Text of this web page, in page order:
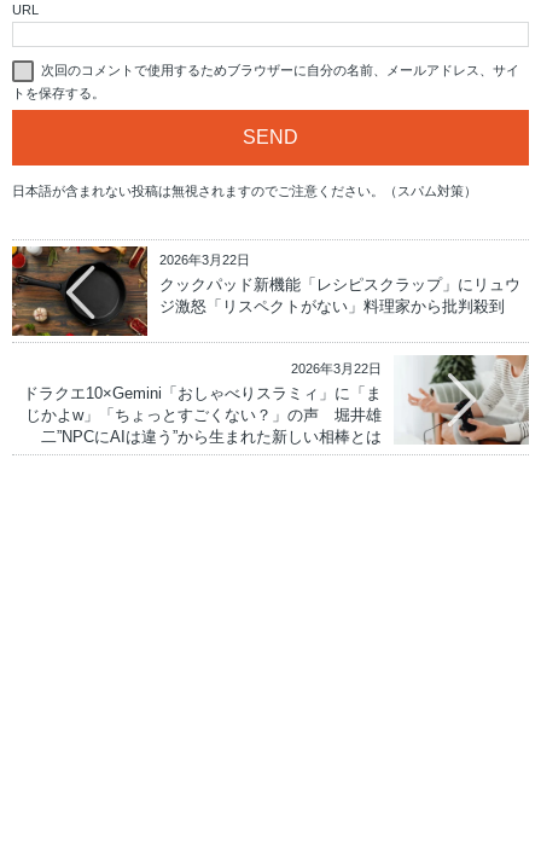
URL
次回のコメントで使用するためブラウザーに自分の名前、メールアドレス、サイ
トを保存する。
日本語が含まれない投稿は無視されますのでご注意ください。（スパム対策）
2026年3月22日
クックパッド新機能「レシピスクラップ」にリュウ
ジ激怒「リスペクトがない」料理家から批判殺到
2026年3月22日
ドラクエ10×Gemini「おしゃべりスラミィ」に「ま
じかよw」「ちょっとすごくない？」の声 堀井雄
二”NPCにAIは違う”から生まれた新しい相棒とは